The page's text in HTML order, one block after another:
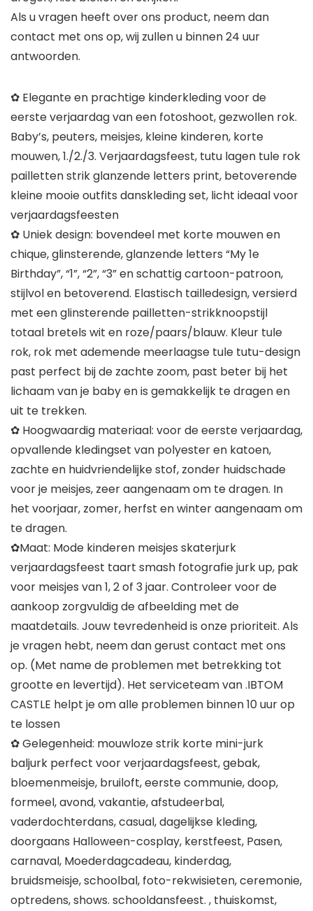
Als u vragen heeft over ons product, neem dan
contact met ons op, wij zullen u binnen 24 uur
antwoorden.
✿ Elegante en prachtige kinderkleding voor de
eerste verjaardag van een fotoshoot, gezwollen rok.
Baby’s, peuters, meisjes, kleine kinderen, korte
mouwen, 1./2./3. Verjaardagsfeest, tutu lagen tule rok
pailletten strik glanzende letters print, betoverende
kleine mooie outfits danskleding set, licht ideaal voor
verjaardagsfeesten
✿ Uniek design: bovendeel met korte mouwen en
chique, glinsterende, glanzende letters “My 1e
Birthday”, “1”, “2”, “3” en schattig cartoon-patroon,
stijlvol en betoverend. Elastisch tailledesign, versierd
met een glinsterende pailletten-strikknoopstijl
totaal bretels wit en roze/paars/blauw. Kleur tule
rok, rok met ademende meerlaagse tule tutu-design
past perfect bij de zachte zoom, past beter bij het
lichaam van je baby en is gemakkelijk te dragen en
uit te trekken.
✿ Hoogwaardig materiaal: voor de eerste verjaardag,
opvallende kledingset van polyester en katoen,
zachte en huidvriendelijke stof, zonder huidschade
voor je meisjes, zeer aangenaam om te dragen. In
het voorjaar, zomer, herfst en winter aangenaam om
te dragen.
✿Maat: Mode kinderen meisjes skaterjurk
verjaardagsfeest taart smash fotografie jurk up, pak
voor meisjes van 1, 2 of 3 jaar. Controleer voor de
aankoop zorgvuldig de afbeelding met de
maatdetails. Jouw tevredenheid is onze prioriteit. Als
je vragen hebt, neem dan gerust contact met ons
op. (Met name de problemen met betrekking tot
grootte en levertijd). Het serviceteam van .IBTOM
CASTLE helpt je om alle problemen binnen 10 uur op
te lossen
✿ Gelegenheid: mouwloze strik korte mini-jurk
baljurk perfect voor verjaardagsfeest, gebak,
bloemenmeisje, bruiloft, eerste communie, doop,
formeel, avond, vakantie, afstudeerbal,
vaderdochterdans, casual, dagelijkse kleding,
doorgaans Halloween-cosplay, kerstfeest, Pasen,
carnaval, Moederdagcadeau, kinderdag,
bruidsmeisje, schoolbal, foto-rekwisieten, ceremonie,
optredens, shows. schooldansfeest. , thuiskomst,